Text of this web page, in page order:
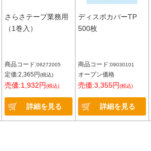
さらさテープ業務用
（1巻入）
商品コード:06272005
定価:2,365円(税込)
売価:1,932円(税込)
詳細を見る
ディスポカバーTP
500枚
商品コード:09030101
オープン価格
売価:3,355円(税込)
詳細を見る